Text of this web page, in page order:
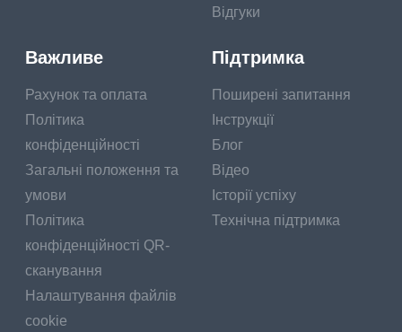
Відгуки
Важливе
Рахунок та оплата
Політика
конфіденційності
Загальні положення та
умови
Політика
конфіденційності QR-
сканування
Налаштування файлів
cookie
Підтримка
Поширені запитання
Інструкції
Блог
Відео
Історії успіху
Технічна підтримка